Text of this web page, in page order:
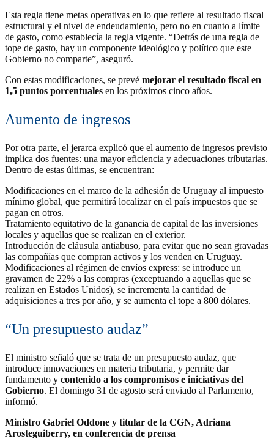
Esta regla tiene metas operativas en lo que refiere al resultado fiscal
estructural y el nivel de endeudamiento, pero no en cuanto a límite
de gasto, como establecía la regla vigente. “Detrás de una regla de
tope de gasto, hay un componente ideológico y político que este
Gobierno no comparte”, aseguró.
Con estas modificaciones, se prevé mejorar el resultado fiscal en
1,5 puntos porcentuales en los próximos cinco años.
Aumento de ingresos
Por otra parte, el jerarca explicó que el aumento de ingresos previsto
implica dos fuentes: una mayor eficiencia y adecuaciones tributarias.
Dentro de estas últimas, se encuentran:
Modificaciones en el marco de la adhesión de Uruguay al impuesto
mínimo global, que permitirá localizar en el país impuestos que se
pagan en otros.
Tratamiento equitativo de la ganancia de capital de las inversiones
locales y aquellas que se realizan en el exterior.
Introducción de cláusula antiabuso, para evitar que no sean gravadas
las compañías que compran activos y los venden en Uruguay.
Modificaciones al régimen de envíos express: se introduce un
gravamen de 22% a las compras (exceptuando a aquellas que se
realizan en Estados Unidos), se incrementa la cantidad de
adquisiciones a tres por año, y se aumenta el tope a 800 dólares.
“Un presupuesto audaz”
El ministro señaló que se trata de un presupuesto audaz, que
introduce innovaciones en materia tributaria, y permite dar
fundamento y contenido a los compromisos e iniciativas del
Gobierno. El domingo 31 de agosto será enviado al Parlamento,
informó.
Ministro Gabriel Oddone y titular de la CGN, Adriana
Arosteguiberry, en conferencia de prensa